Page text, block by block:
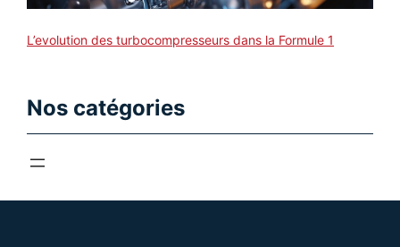
L’evolution des turbocompresseurs dans la Formule 1
Nos catégories